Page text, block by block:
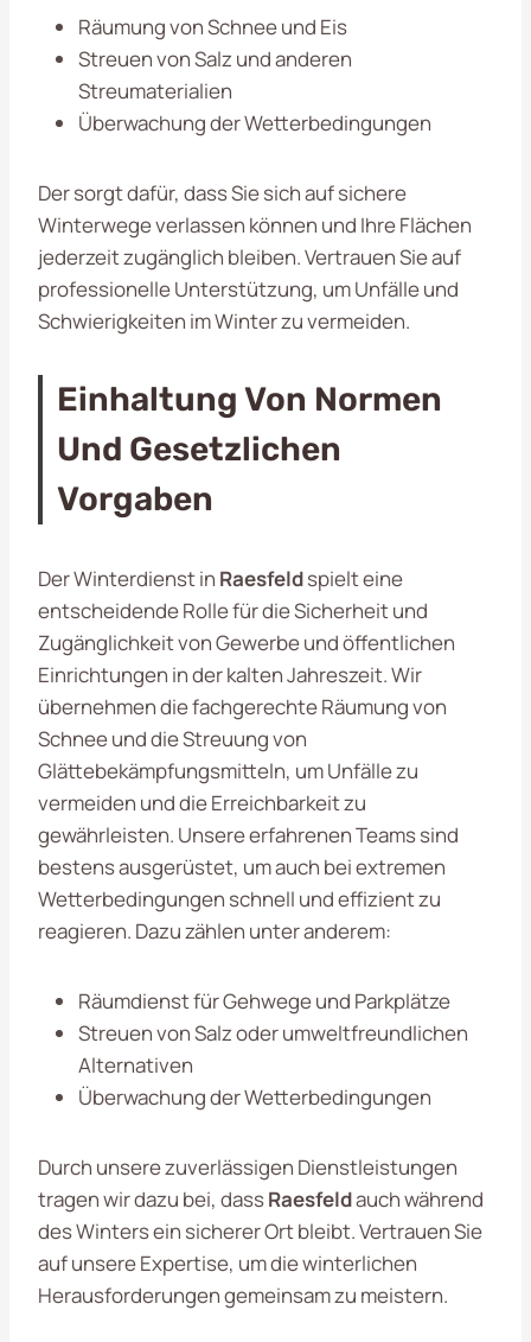
Räumung von Schnee und Eis
Streuen von Salz und anderen
Streumaterialien
Überwachung der Wetterbedingungen
Der sorgt dafür, dass Sie sich auf sichere
Winterwege verlassen können und Ihre Flächen
jederzeit zugänglich bleiben. Vertrauen Sie auf
professionelle Unterstützung, um Unfälle und
Schwierigkeiten im Winter zu vermeiden.
Einhaltung Von Normen
Und Gesetzlichen
Vorgaben
Der Winterdienst in Raesfeldspielt eine
entscheidende Rolle für die Sicherheit und
Zugänglichkeit von Gewerbe und öffentlichen
Einrichtungen in der kalten Jahreszeit. Wir
übernehmen die fachgerechte Räumung von
Schnee und die Streuung von
Glättebekämpfungsmitteln, um Unfälle zu
vermeiden und die Erreichbarkeit zu
gewährleisten. Unsere erfahrenen Teams sind
bestens ausgerüstet, um auch bei extremen
Wetterbedingungen schnell und effizient zu
reagieren. Dazu zählen unter anderem:
Räumdienst für Gehwege und Parkplätze
Streuen von Salz oder umweltfreundlichen
Alternativen
Überwachung der Wetterbedingungen
Durch unsere zuverlässigen Dienstleistungen
tragen wir dazu bei, dassRaesfeldauch während
des Winters ein sicherer Ort bleibt. Vertrauen Sie
auf unsere Expertise, um die winterlichen
Herausforderungen gemeinsam zu meistern.